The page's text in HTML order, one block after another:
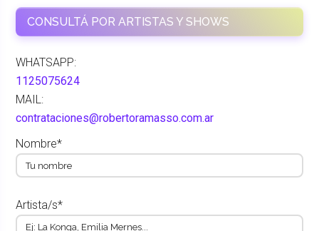
CONSULTÁ POR ARTISTAS Y SHOWS
WHATSAPP:
1125075624
MAIL:
contrataciones@robertoramasso.com.ar
Nombre*
Artista/s*